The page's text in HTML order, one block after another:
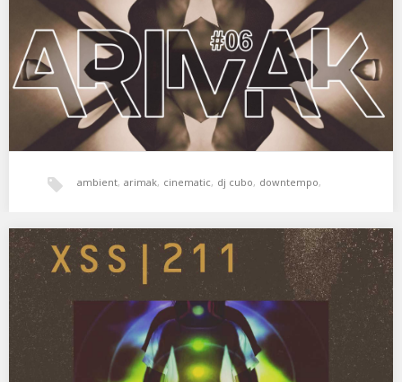
ambient, arimak, cinematic, dj cubo, downtempo,
eclectic, electronica, experimental psicodelia, ВĒИ
XSS211 | Cubo | Wake Sleep
Despertar soñando ✨ 01. Arca – Madreviolo 02. Beatrice Dillon –
Workaround One 03. Arp –…